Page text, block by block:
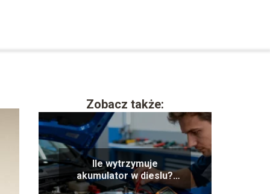
Zobacz także:
Ile wytrzymuje
akumulator w dieslu?
Poradnik eksploatacji